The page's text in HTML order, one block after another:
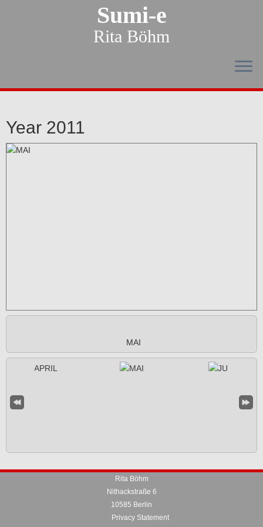
Sumi-e
Rita Böhm
Year 2011
MAI
Rita Böhm
Nithackstraße 6
10585 Berlin
Privacy Statement